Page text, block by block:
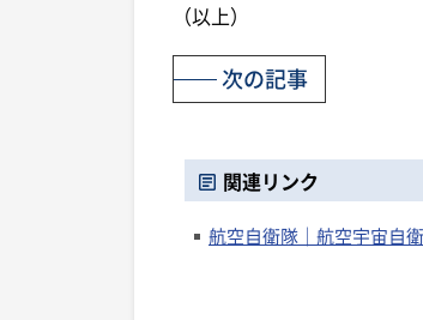
（以上）
次の記事
関連リンク
航空自衛隊｜航空宇宙自